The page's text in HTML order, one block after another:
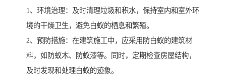
1、环境治理：及时清理垃圾和积水，保持室内和室外环
境的干燥卫生，避免白蚁的栖息和繁殖。
2、预防措施：在建筑施工中，应采用防白蚁的建筑材
料，如防蚁木、防蚁漆等。同时，定期检查房屋结构，
及时发现和处理白蚁的迹象。